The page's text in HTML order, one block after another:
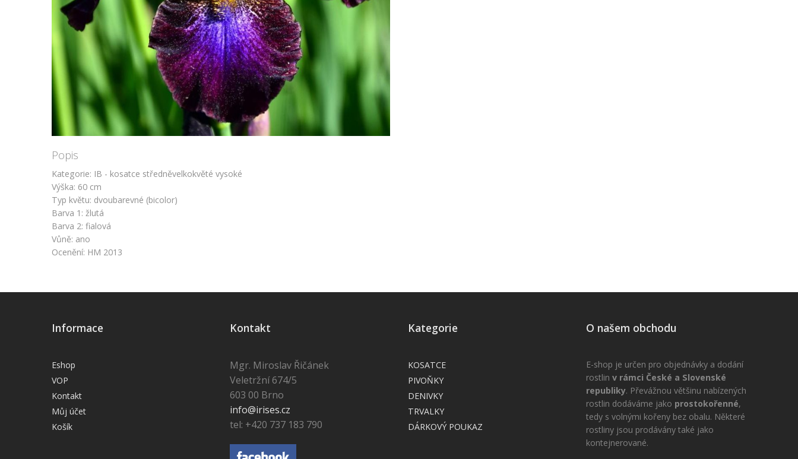
Popis
Kategorie: IB - kosatce středněvelkokvěté vysoké
Výška: 60 cm
Typ květu: dvoubarevné (bicolor)
Barva 1: žlutá
Barva 2: fialová
Vůně: ano
Ocenění: HM 2013
Informace
Eshop
VOP
Kontakt
Můj účet
Košík
Kontakt
Mgr. Miroslav Řičánek
Veletržní 674/5
603 00 Brno
info@irises.cz
tel: +420 737 183 790
Kategorie
KOSATCE
PIVOŇKY
DENIVKY
TRVALKY
DÁRKOVÝ POUKAZ
O našem obchodu
E-shop je určen pro objednávky a dodání
rostlin v rámci České a Slovenské
republiky. Převážnou většinu nabízených
rostlin dodáváme jako prostokořenné,
tedy s volnými kořeny bez obalu. Některé
rostliny jsou prodávány také jako
kontejnerované.